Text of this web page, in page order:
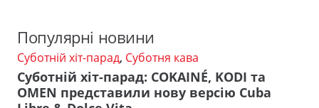
Популярні новини
Суботній хіт-парад, Суботня кава
Суботній хіт-парад: COKAINÉ, KODI та
OMEN представили нову версію Cuba